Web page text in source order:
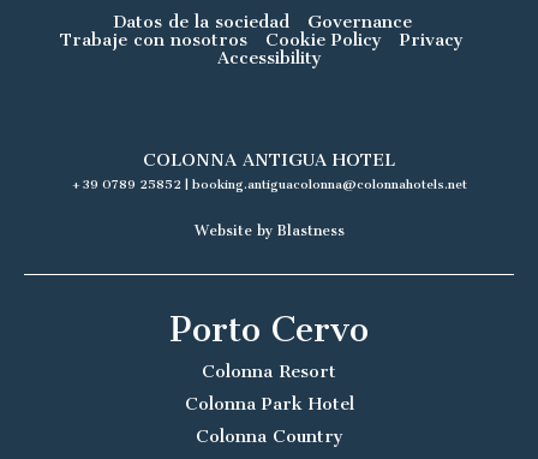
Datos de la sociedad
Governance
Trabaje con nosotros
Cookie Policy
Privacy
Accessibility
COLONNA ANTIGUA HOTEL
+39 0789 25852 | booking.antiguacolonna@colonnahotels.net
Website by Blastness
Porto Cervo
Colonna Resort
Colonna Park Hotel
Colonna Country